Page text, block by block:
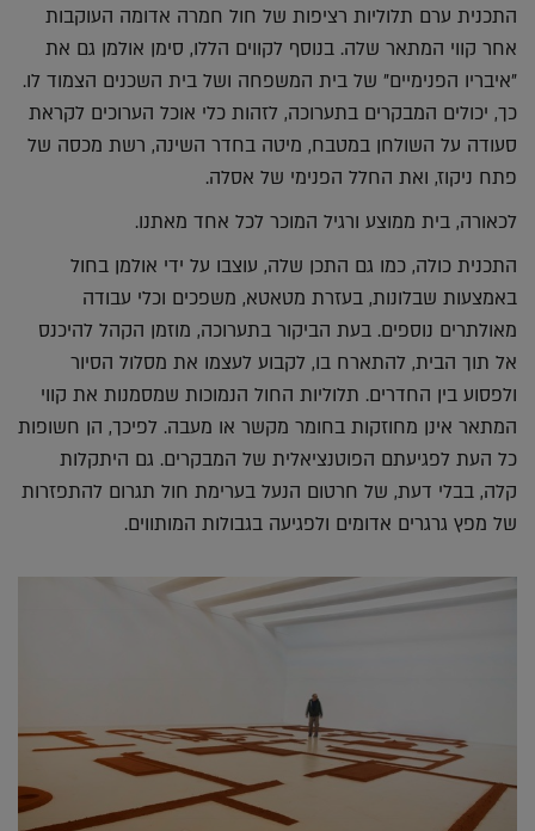
התכנית ערם תלוליות רציפות של חול חמרה אדומה העוקבות
אחר קווי המתאר שלה. בנוסף לקווים הללו, סימן אולמן גם את
"איבריו הפנימיים" של בית המשפחה ושל בית השכנים הצמוד לו.
כך, יכולים המבקרים בתערוכה, לזהות כלי אוכל הערוכים לקראת
סעודה על השולחן במטבח, מיטה בחדר השינה, רשת מכסה של
פתח ניקוז, ואת החלל הפנימי של אסלה.
לכאורה, בית ממוצע ורגיל המוכר לכל אחד מאתנו.
התכנית כולה, כמו גם התכן שלה, עוצבו על ידי אולמן בחול
באמצעות שבלונות, בעזרת מטאטא, משפכים וכלי עבודה
מאולתרים נוספים. בעת הביקור בתערוכה, מוזמן הקהל להיכנס
אל תוך הבית, להתארח בו, לקבוע לעצמו את מסלול הסיור
ולפסוע בין החדרים. תלוליות החול הנמוכות שמסמנות את קווי
המתאר אינן מחוזקות בחומר מקשר או מעבה. לפיכך, הן חשופות
כל העת לפגיעתם הפוטנציאלית של המבקרים. גם היתקלות
קלה, בבלי דעת, של חרטום הנעל בערימת חול תגרום להתפזרות
של מפץ גרגרים אדומים ולפגיעה בגבולות המותווים.